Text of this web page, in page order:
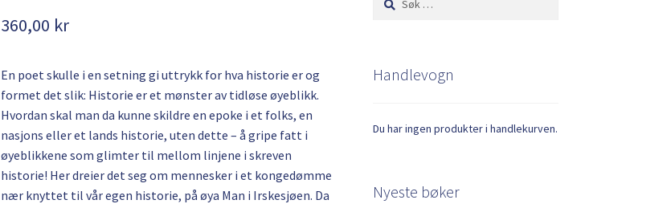
360,00 kr
En poet skulle i en setning gi uttrykk for hva historie er og
formet det slik: Historie er et mønster av tidløse øyeblikk.
Hvordan skal man da kunne skildre en epoke i et folks, en
nasjons eller et lands historie, uten dette – å gripe fatt i
øyeblikkene som glimter til mellom linjene i skreven
historie! Her dreier det seg om mennesker i et kongedømme
nær knyttet til vår egen historie, på øya Man i Irskesjøen. Da
etter:
Handlevogn
Du har ingen produkter i handlekurven.
Nyeste bøker